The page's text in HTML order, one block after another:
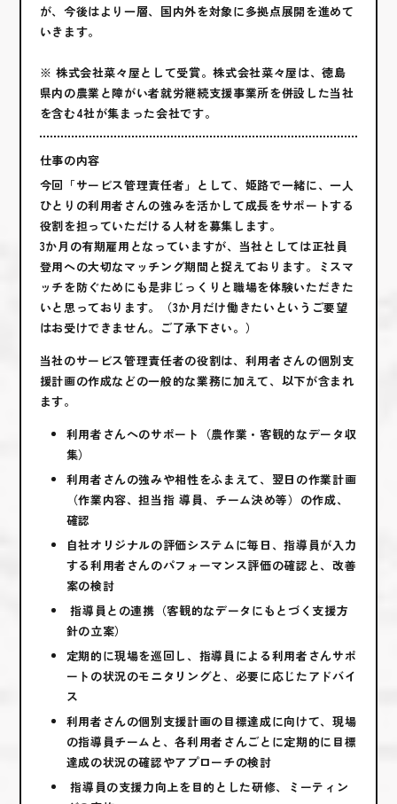
が、今後はより一層、国内外を対象に多拠点展開を進めて
いきます。
※ 株式会社菜々屋として受賞。株式会社菜々屋は、徳島
県内の農業と障がい者就労継続支援事業所を併設した当社
を含む4社が集まった会社です。
仕事の内容
今回「サービス管理責任者」として、姫路で一緒に、一人
ひとりの利用者さんの強みを活かして成長をサポートする
役割を担っていただける人材を募集します。
3か月の有期雇用となっていますが、当社としては正社員
登用への大切なマッチング期間と捉えております。ミスマ
ッチを防ぐためにも是非じっくりと職場を体験いただきた
いと思っております。（3か月だけ働きたいというご要望
はお受けできません。ご了承下さい。）
当社のサービス管理責任者の役割は、利用者さんの個別支
援計画の作成などの一般的な業務に加えて、以下が含まれ
ます。
利用者さんへのサポート（農作業・客観的なデータ収
集）
利用者さんの強みや相性をふまえて、翌日の作業計画
（作業内容、担当指 導員、チーム決め等）の作成、
確認
自社オリジナルの評価システムに毎日、指導員が入力
する利用者さんのパフォーマンス評価の確認と、改善
案の検討
指導員との連携（客観的なデータにもとづく支援方
針の立案）
定期的に現場を巡回し、指導員による利用者さんサポ
ートの状況のモニタリングと、必要に応じたアドバイ
ス
利用者さんの個別支援計画の目標達成に向けて、現場
の指導員チームと、各利用者さんごとに定期的に目標
達成の状況の確認やアプローチの検討
指導員の支援力向上を目的とした研修、ミーティン